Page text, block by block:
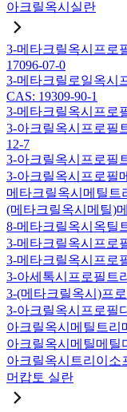
아크릴옥시실란
3-메타크릴옥시프로
17096-07-0
3-메타크릴로일옥시
CAS: 19309-90-1
3-메타크릴옥시프로
3-아크릴옥시프로필
12-7
3-아크릴옥시프로필
3-아크릴옥시프로필
메타크릴옥시메틸트
(메타크릴옥시메틸)
8-메타크릴옥시옥틸
3-메타크릴옥시프로
3-메타크릴옥시프로
3-아세톡시프로필트
3-(메타크릴옥시)프
3-아크릴옥시프로필
아크릴옥시메틸트리
아크릴옥시메틸메틸
아크릴옥시트리이소
머캅토 실란